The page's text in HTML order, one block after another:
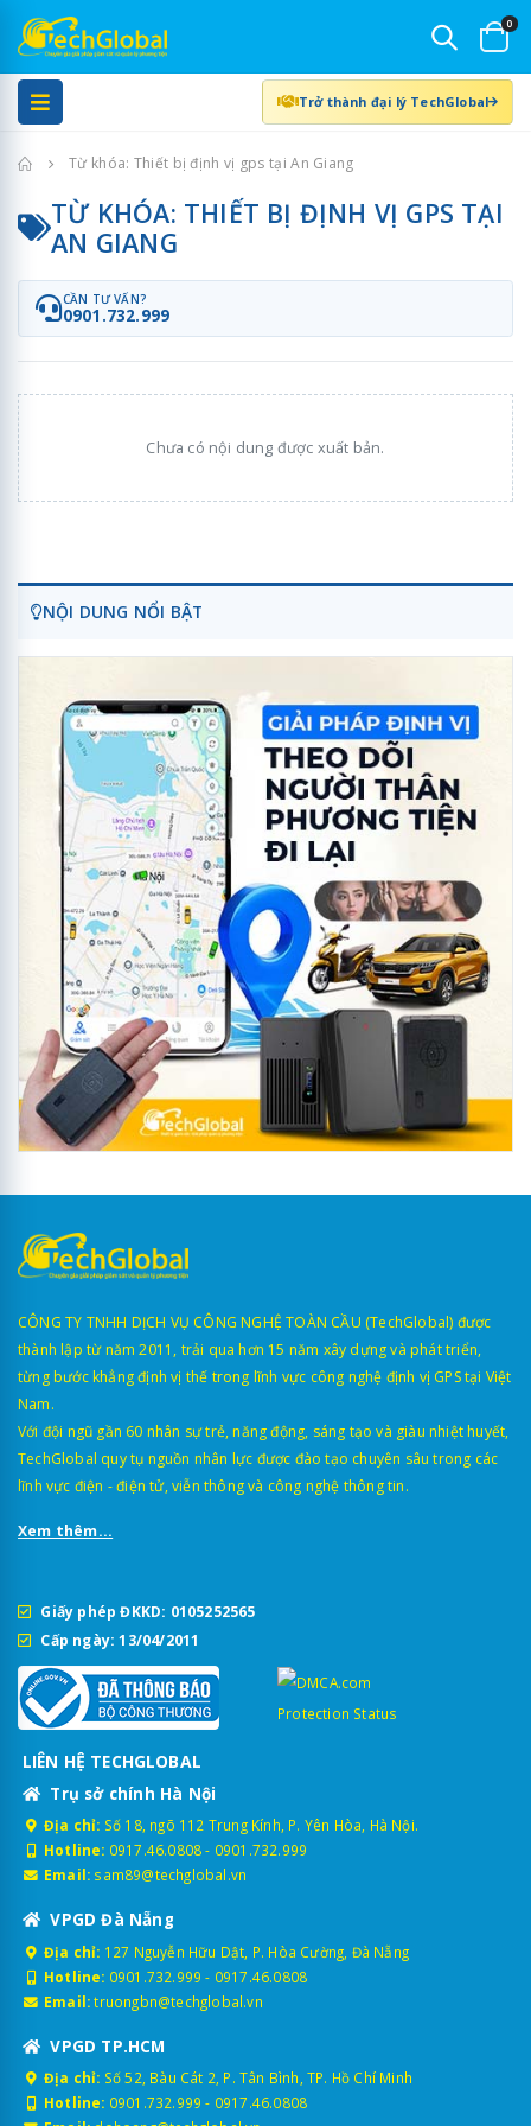
0
Trở thành đại lý TechGlobal
Trang chủTừ khóa: Thiết bị định vị gps tại An Giang
TỪ KHÓA: THIẾT BỊ ĐỊNH VỊ GPS TẠI
AN GIANG
CẦN TƯ VẤN?
0901.732.999
Chưa có nội dung được xuất bản.
NỘI DUNG NỔI BẬT
CÔNG TY TNHH DỊCH VỤ CÔNG NGHỆ TOÀN CẦU (TechGlobal) được
thành lập từ năm 2011, trải qua hơn 15 năm xây dựng và phát triển,
từng bước khẳng định vị thế trong lĩnh vực công nghệ định vị GPS tại Việt
Nam.
Với đội ngũ gần 60 nhân sự trẻ, năng động, sáng tạo và giàu nhiệt huyết,
TechGlobal quy tụ nguồn nhân lực được đào tạo chuyên sâu trong các
lĩnh vực điện - điện tử, viễn thông và công nghệ thông tin.
Xem thêm...
Giấy phép ĐKKD: 0105252565
Cấp ngày: 13/04/2011
LIÊN HỆ TECHGLOBAL
Trụ sở chính Hà Nội
Địa chỉ: Số 18, ngõ 112 Trung Kính, P. Yên Hòa, Hà Nội.
Hotline: 0917.46.0808- 0901.732.999
Email: sam89@techglobal.vn
VPGD Đà Nẵng
Địa chỉ: 127 Nguyễn Hữu Dật, P. Hòa Cường, Đà Nẵng
Hotline: 0901.732.999 - 0917.46.0808
Email: truongbn@techglobal.vn
VPGD TP.HCM
Địa chỉ: Số 52, Bàu Cát 2, P. Tân Bình, TP. Hồ Chí Minh
Hotline: 0901.732.999 - 0917.46.0808